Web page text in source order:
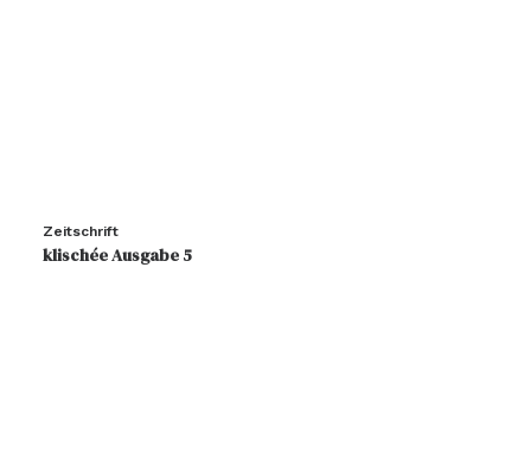
Zeitschrift
klischée Ausgabe 5